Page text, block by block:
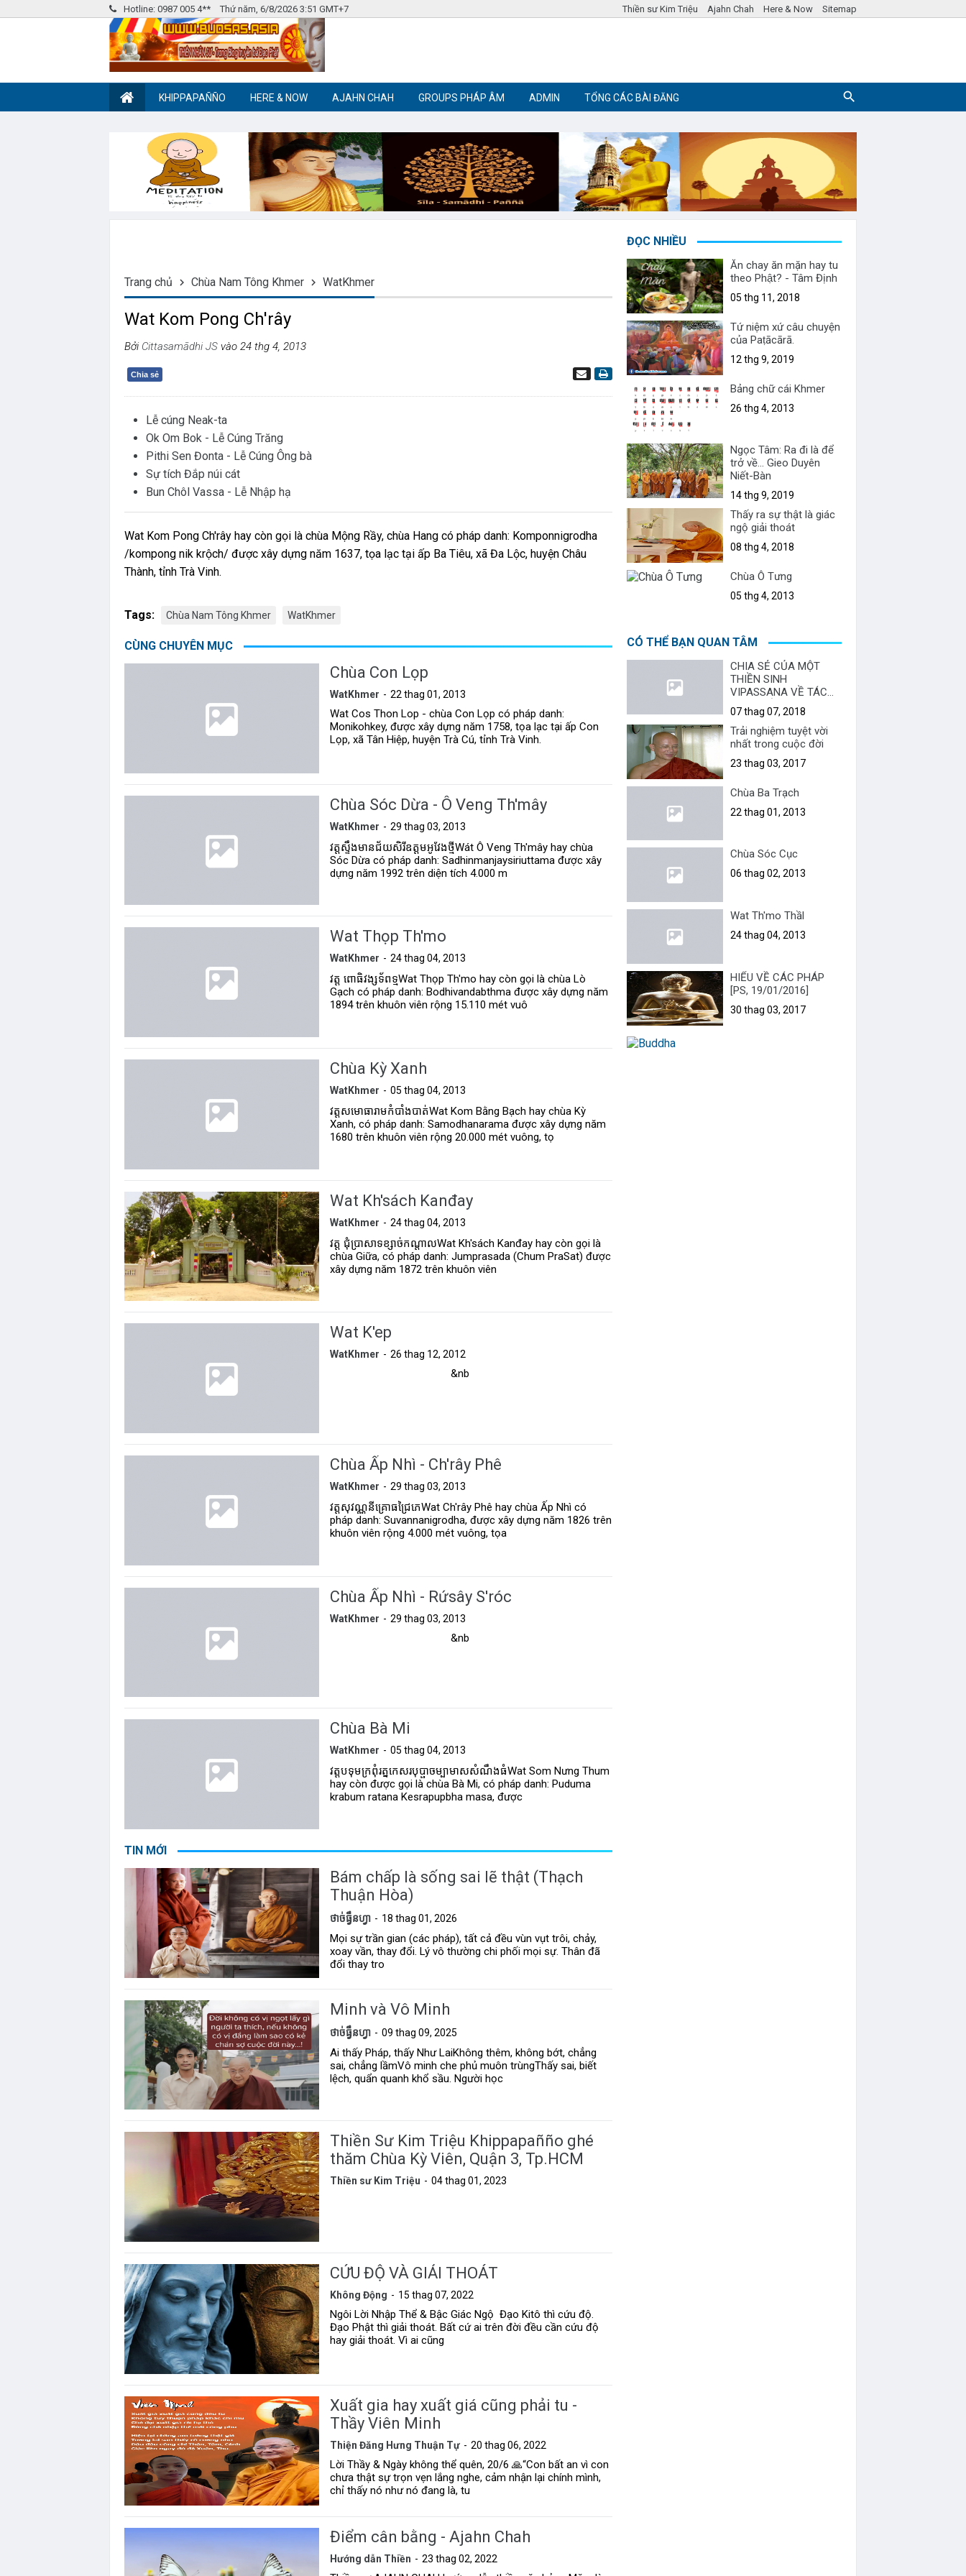
Hotline: 0987 005 4** Thứ năm, 6/8/2026 3:51 GMT+7 Thiền sư Kim Triệu Ajahn Chah Here & Now Sitemap
Thiền Phật giáo
KHIPPAPAÑÑO HERE & NOW AJAHN CHAH GROUPS PHÁP ÂM ADMIN TỔNG CÁC BÀI ĐĂNG
Trang chủ Chùa Nam Tông Khmer WatKhmer
Wat Kom Pong Ch'rây
Bởi Cittasamādhi JS vào 24 thg 4, 2013
Chia sẻ
Lễ cúng Neak-ta
Ok Om Bok - Lễ Cúng Trăng
Pithi Sen Đonta - Lễ Cúng Ông bà
Sự tích Đắp núi cát
Bun Chôl Vassa - Lễ Nhập hạ
Wat Kom Pong Ch'rây hay còn gọi là chùa Mộng Rầy, chùa Hang có pháp danh: Komponnigrodha
/kompong nik krộch/ được xây dựng năm 1637, tọa lạc tại ấp Ba Tiêu, xã Đa Lộc, huyện Châu
Thành, tỉnh Trà Vinh.
Tags: Chùa Nam Tông Khmer WatKhmer
CÙNG CHUYÊN MỤC
Chùa Con Lọp
WatKhmer 22 thag 01, 2013
Wat Cos Thon Lop - chùa Con Lọp có pháp danh:
Monikohkey, được xây dựng năm 1758, tọa lạc tại ấp Con
Lọp, xã Tân Hiệp, huyện Trà Cú, tỉnh Trà Vinh.
Chùa Sóc Dừa - Ô Veng Th'mây
WatKhmer 29 thag 03, 2013
វត្តស្ទឹងមានជ័យសិរីឧត្តមឣូវែងថ្មីWát Ô Veng Th'mây hay chùa
Sóc Dừa có pháp danh: Sadhinmanjaysiriuttama được xây
dựng năm 1992 trên diện tích 4.000 m
Wat Thọp Th'mo
WatKhmer 24 thag 04, 2013
វត្ត ពោធិវង្សទ័ពទ្មWat Thọp Th'mo hay còn gọi là chùa Lò
Gạch có pháp danh: Bodhivandabthma được xây dựng năm
1894 trên khuôn viên rộng 15.110 mét vuô
Chùa Kỳ Xanh
WatKhmer 05 thag 04, 2013
វត្តសមោធារាមកំបាំងបាត់Wat Kom Bằng Bạch hay chùa Kỳ
Xanh, có pháp danh: Samodhanarama được xây dựng năm
1680 trên khuôn viên rộng 20.000 mét vuông, tọ
Wat Kh'sách Kanđay
WatKhmer 24 thag 04, 2013
វត្ត ជុំប្រាសាទខ្សាច់កណ្តាលWat Kh'sách Kanđay hay còn gọi là
chùa Giữa, có pháp danh: Jumprasada (Chum PraSat) được
xây dựng năm 1872 trên khuôn viên
Wat K'ep
WatKhmer 26 thag 12, 2012
&nb
Chùa Ấp Nhì - Ch'rây Phê
WatKhmer 29 thag 03, 2013
វត្តសុវណ្ណនីគ្រោធជ្រៃភេWat Ch'rây Phê hay chùa Ấp Nhì có
pháp danh: Suvannanigrodha, được xây dựng năm 1826 trên
khuôn viên rộng 4.000 mét vuông, tọa
Chùa Ấp Nhì - Rứsây S'róc
WatKhmer 29 thag 03, 2013
&nb
Chùa Bà Mi
WatKhmer 05 thag 04, 2013
វត្តបទុមក្រពុំរត្នកេសរបុប្ផាចម្បាមាសសំណឹងធំWat Som Nưng Thum
hay còn được gọi là chùa Bà Mi, có pháp danh: Puduma
krabum ratana Kesrapupbha masa, được
TIN MỚI
Bám chấp là sống sai lẽ thật (Thạch
Thuận Hòa)
ថាច់ធ្វឹនហ្វា 18 thag 01, 2026
Mọi sự trần gian (các pháp), tất cả đều vùn vụt trôi, chảy,
xoay vần, thay đổi. Lý vô thường chi phối mọi sự. Thân đã
đổi thay tro
Minh và Vô Minh
ថាច់ធ្វឹនហ្វា 09 thag 09, 2025
Ai thấy Pháp, thấy Như LaiKhông thêm, không bớt, chẳng
sai, chẳng lầmVô minh che phủ muôn trùngThấy sai, biết
lệch, quẩn quanh khổ sầu. Người học
Thiền Sư Kim Triệu Khippapañño ghé
thăm Chùa Kỳ Viên, Quận 3, Tp.HCM
Thiền sư Kim Triệu 04 thag 01, 2023
CỨU ĐỘ VÀ GIẢI THOÁT
Không Động 15 thag 07, 2022
Ngôi Lời Nhập Thể & Bậc Giác Ngộ Đạo Kitô thì cứu độ.
Đạo Phật thì giải thoát. Bất cứ ai trên đời đều cần cứu độ
hay giải thoát. Vì ai cũng
Xuất gia hay xuất giá cũng phải tu -
Thầy Viên Minh
Thiện Đăng Hưng Thuận Tự 20 thag 06, 2022
Lời Thầy & Ngày không thể quên, 20/6 🙏“Con bất an vì con
chưa thật sự trọn vẹn lắng nghe, cảm nhận lại chính mình,
chỉ thấy nó như nó đang là, tu
Điểm cân bằng - Ajahn Chah
Hướng dẫn Thiền 23 thag 02, 2022
ĐỌC NHIỀU
Ăn chay ăn mặn hay tu
theo Phật? - Tâm Định
05 thg 11, 2018
Tứ niệm xứ câu chuyện
của Paṭācārā.
12 thg 9, 2019
Bảng chữ cái Khmer
26 thg 4, 2013
Ngọc Tâm: Ra đi là để
trở về... Gieo Duyên
Niết-Bàn
14 thg 9, 2019
Thấy ra sự thật là giác
ngộ giải thoát
08 thg 4, 2018
Chùa Ô Tưng
05 thg 4, 2013
CÓ THỂ BẠN QUAN TÂM
CHIA SẺ CỦA MỘT
THIỀN SINH
VIPASSANA VỀ TÁC
DỤNG CỦA VIỆC HÀNH
THIỀN TRONG ĐỜI
SỐNG VỢ CHỒNG
07 thag 07, 2018
Trải nghiệm tuyệt vời
nhất trong cuộc đời
23 thag 03, 2017
Chùa Ba Trạch
22 thag 01, 2013
Chùa Sóc Cục
06 thag 02, 2013
Wat Th'mo Thầl
24 thag 04, 2013
HIỂU VỀ CÁC PHÁP
[PS, 19/01/2016]
30 thag 03, 2017